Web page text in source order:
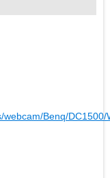
Benq/DC1500/